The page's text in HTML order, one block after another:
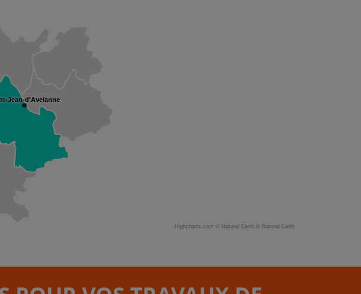
Jean-d'Avelanne
Highcharts.com © Natural Earth © Natural Earth